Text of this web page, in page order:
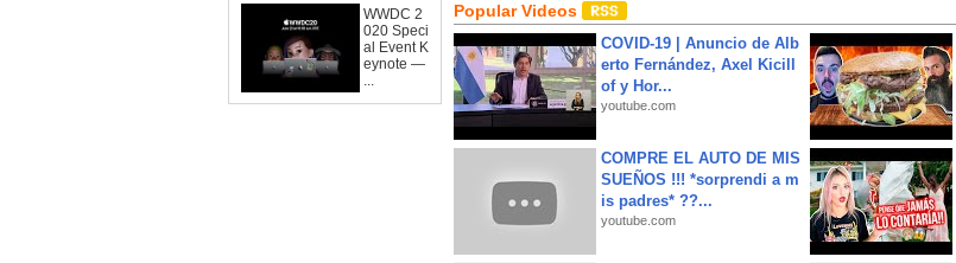
WWDC 2
020 Speci
al Event K
eynote —
...
Popular Videos
COVID-19 | Anuncio de Alb
erto Fernández, Axel Kicill
of y Hor...
youtube.com
COMPRE EL AUTO DE MIS
SUEÑOS !!! *sorprendi a m
is padres* ??...
youtube.com